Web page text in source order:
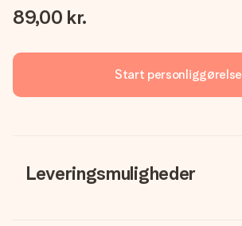
89,00 kr.
Start personliggørelse
Leveringsmuligheder